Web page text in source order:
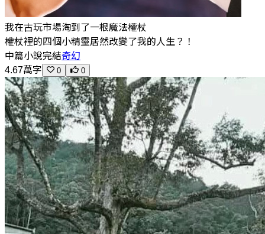
我在古玩市場淘到了一根魔法權杖
權杖裡的四個小精靈居然改變了我的人生？！
中篇小說完結奇幻
4.67萬字
0 0